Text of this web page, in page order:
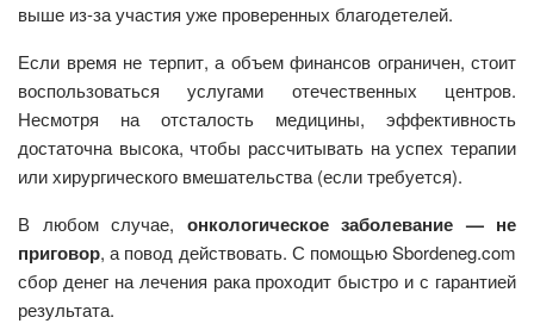
выше из-за участия уже проверенных благодетелей.
Если время не терпит, а объем финансов ограничен, стоит
воспользоваться услугами отечественных центров.
Несмотря на отсталость медицины, эффективность
достаточна высока, чтобы рассчитывать на успех терапии
или хирургического вмешательства (если требуется).
В любом случае, онкологическое заболевание — не
приговор, а повод действовать. С помощью Sbordeneg.com
сбор денег на лечения рака проходит быстро и с гарантией
результата.